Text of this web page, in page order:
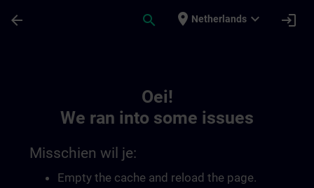
arrow_back search place Netherlands expand_more login
Oei!
We ran into some issues
Misschien wil je:
Empty the cache and reload the page.